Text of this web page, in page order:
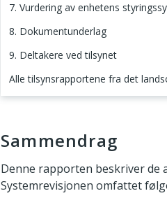
7. Vurdering av enhetens
8. Dokumentunderlag
9. Deltakere ved tilsynet
Alle tilsynsrapportene fra det
Sammendrag
Denne rapporten beskriver de
Systemrevisjonen omfattet